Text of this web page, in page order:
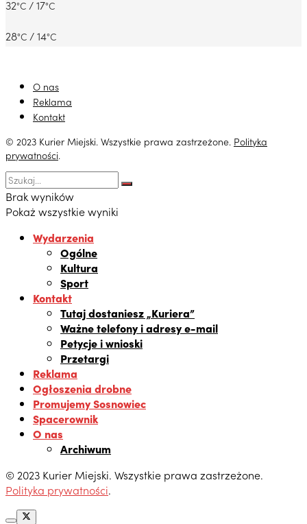
32°C / 17°C
28°C / 14°C
O nas
Reklama
Kontakt
© 2023 Kurier Miejski. Wszystkie prawa zastrzeżone. Polityka
prywatności.
Brak wyników
Pokaż wszystkie wyniki
Wydarzenia
Ogólne
Kultura
Sport
Kontakt
Tutaj dostaniesz „Kuriera”
Ważne telefony i adresy e-mail
Petycje i wnioski
Przetargi
Reklama
Ogłoszenia drobne
Promujemy Sosnowiec
Spacerownik
O nas
Archiwum
© 2023 Kurier Miejski. Wszystkie prawa zastrzeżone.
Polityka prywatności.